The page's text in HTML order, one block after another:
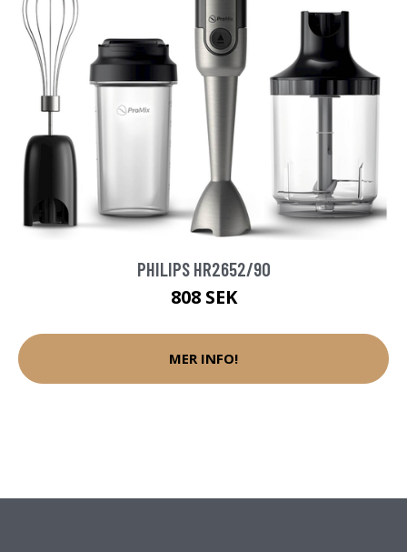
PHILIPS HR2652/90
808 SEK
MER INFO!